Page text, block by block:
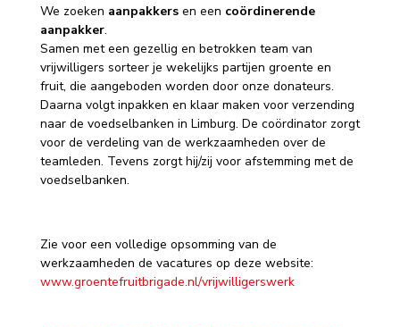
We zoeken aanpakkersen een coördinerende
aanpakker.
Samen met een gezellig en betrokken team van
vrijwilligers sorteer je wekelijks partijen groente en
fruit, die aangeboden worden door onze donateurs.
Daarna volgt inpakken en klaar maken voor verzending
naar de voedselbanken in Limburg. De coördinator zorgt
voor de verdeling van de werkzaamheden over de
teamleden. Tevens zorgt hij/zij voor afstemming met de
voedselbanken.
Zie voor een volledige opsomming van de
werkzaamheden de vacatures op deze website:
www.groentefruitbrigade.nl/vrijwilligerswerk